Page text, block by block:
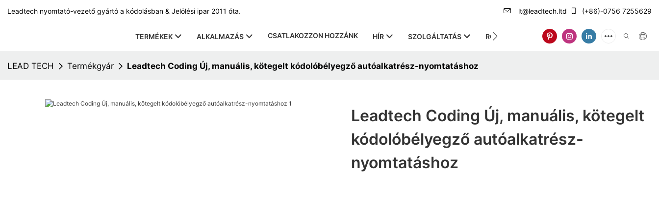
Leadtech nyomtató-vezető gyártó a kódolásban & Jelölési ipar 2011 óta. lt@leadtech.ltd (+86)-0756 7255629
TERMÉKEK ALKALMAZÁS CSATLAKOZZON HOZZÁNK HÍR SZOLGÁLTATÁS RÓLUNK
LEAD TECH Termékgyár Leadtech Coding Új, manuális, kötegelt kódolóbélyegző autóalkatrész-nyomtatáshoz
Leadtech Coding Új, manuális, kötegelt
kódolóbélyegző autóalkatrész-
nyomtatáshoz